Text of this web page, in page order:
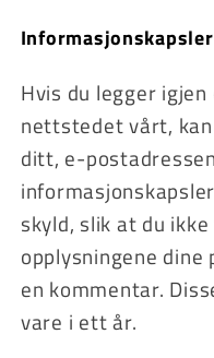
Informasjonskapsler
Hvis du legger
nettstedet vårt,
ditt, e-
skyld, slik at du
opplysningene
en kommentar.
vare i ett år.